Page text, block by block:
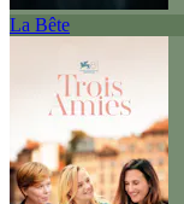
La Bête